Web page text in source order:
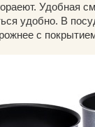
Удобная
удобно. В
с